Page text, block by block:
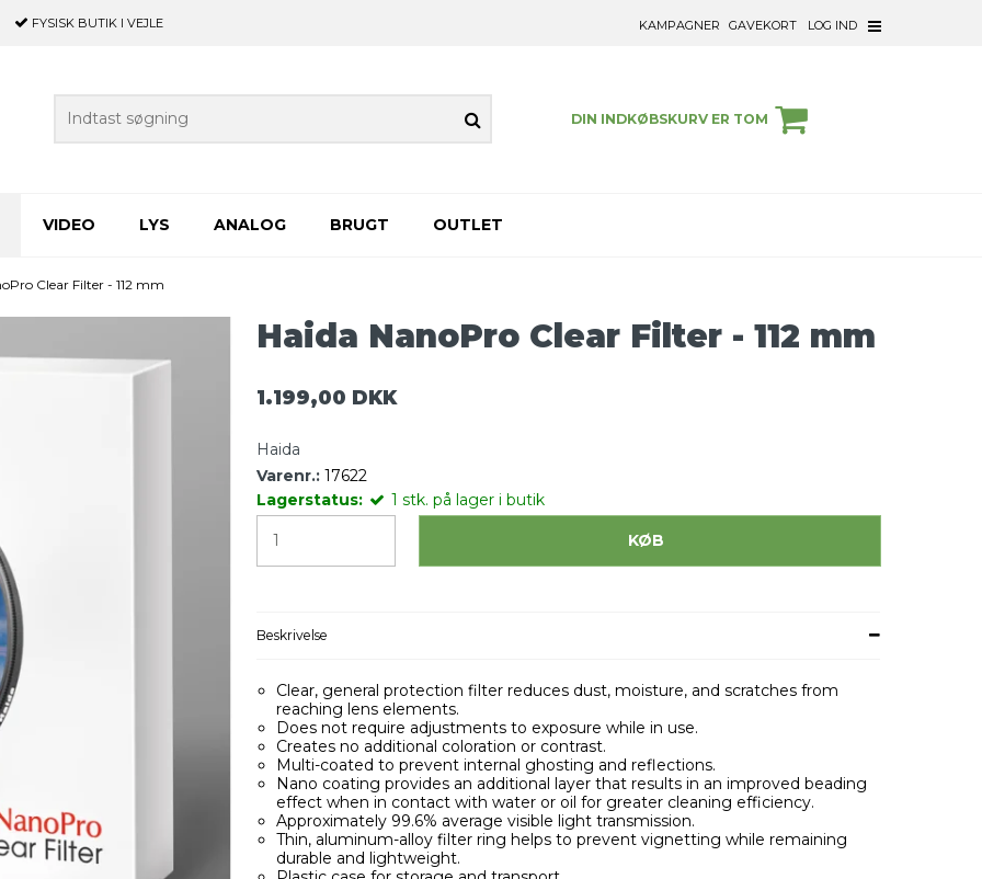
FYSISK BUTIK I VEJLE KAMPAGNER GAVEKORT LOG IND
DIN INDKØBSKURV ER TOM
VIDEO LYS ANALOG BRUGT OUTLET
Clear Filter - 112 mm
Haida NanoPro Clear Filter - 112 mm
1.199,00 DKK
Haida
Varenr.: 17622
Lagerstatus:
1 stk. på lager i butik
KØB
Beskrivelse
Clear, general protection filter reduces dust, moisture, and scratches from
reaching lens elements.
Does not require adjustments to exposure while in use.
Creates no additional coloration or contrast.
Multi-coated to prevent internal ghosting and reflections.
Nano coating provides an additional layer that results in an improved beading
effect when in contact with water or oil for greater cleaning efficiency.
Approximately 99.6% average visible light transmission.
Thin, aluminum-alloy filter ring helps to prevent vignetting while remaining
durable and lightweight.